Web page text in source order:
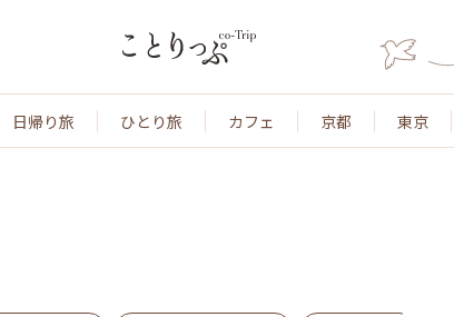
日帰り旅 ひとり旅 カフェ 京都 東京